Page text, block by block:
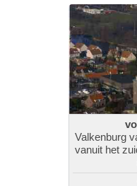
Valkenburg
vanuit het